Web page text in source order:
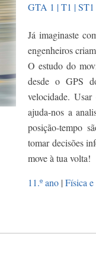
GTA 1 | T1 | ST1
Já imaginaste
engenheiros
O estudo do
desde o GPS
velocidade.
ajuda-nos a
posição-tempo
tomar decisões
move à tua volta!
11.º ano |Física